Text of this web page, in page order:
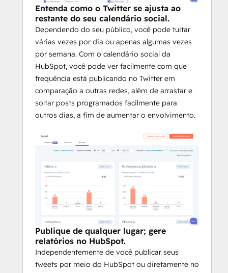
Entenda como o Twitter se ajusta ao
restante do seu calendário social.
Dependendo do seu público, você pode tuitar
várias vezes por dia ou apenas algumas vezes
por semana. Com o calendário social da
HubSpot, você pode ver facilmente com que
frequência está publicando no Twitter em
comparação a outras redes, além de arrastar e
soltar posts programados facilmente para
outros dias, a fim de aumentar o envolvimento.
Publique de qualquer lugar; gere
relatórios no HubSpot.
Independentemente de você publicar seus
tweets por meio do HubSpot ou diretamente no